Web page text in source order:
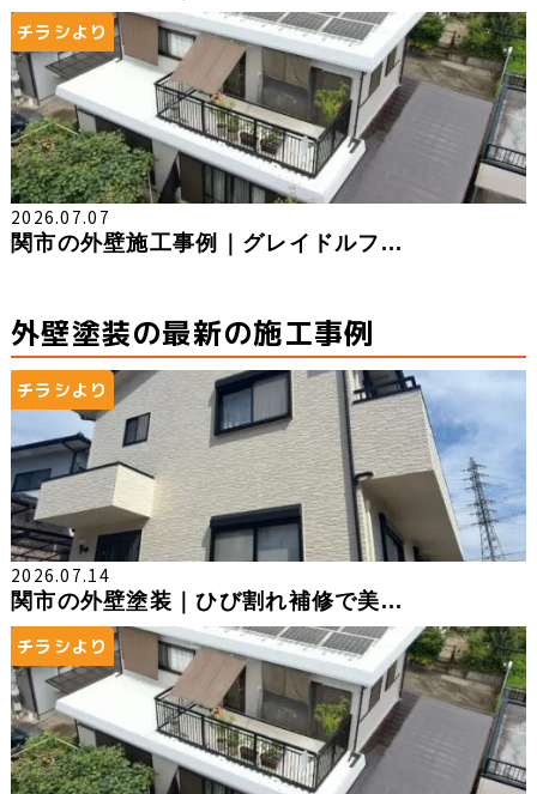
チラシより
2026.07.07
関市の外壁施工事例｜グレイドルフ...
外壁塗装の最新の施工事例
チラシより
2026.07.14
関市の外壁塗装｜ひび割れ補修で美...
チラシより